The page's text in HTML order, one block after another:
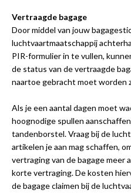
Vertraagde bagage
Door middel van jouw
luchtvaartmaatschappij
PIR-formulier in te vullen,
de status van de vertraagde
naartoe gebracht moet worden
Als je een aantal dagen moet
hoognodige spullen
tandenborstel. Vraag bij de
artikelen je aan mag schaffen,
vertraging van de bagage meer
korte vertraging. De kosten
de bagage claimen bij de